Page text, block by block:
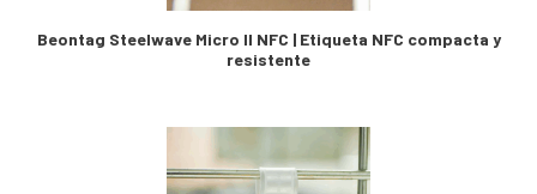
Beontag Steelwave Micro II NFC | Etiqueta NFC compacta y
resistente